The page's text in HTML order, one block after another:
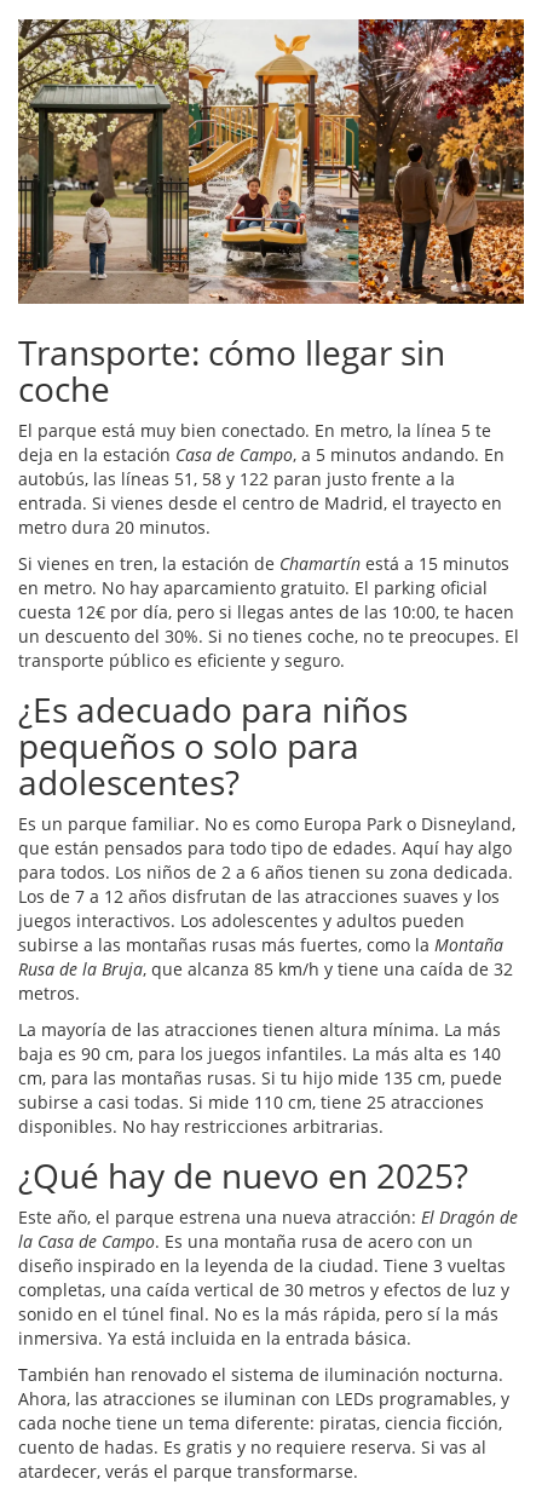
Transporte: cómo llegar sin
coche
El parque está muy bien conectado. En metro, la línea 5 te
deja en la estación Casa de Campo, a 5 minutos andando. En
autobús, las líneas 51, 58 y 122 paran justo frente a la
entrada. Si vienes desde el centro de Madrid, el trayecto en
metro dura 20 minutos.
Si vienes en tren, la estación de Chamartín está a 15 minutos
en metro. No hay aparcamiento gratuito. El parking oficial
cuesta 12€ por día, pero si llegas antes de las 10:00, te hacen
un descuento del 30%. Si no tienes coche, no te preocupes. El
transporte público es eficiente y seguro.
¿Es adecuado para niños
pequeños o solo para
adolescentes?
Es un parque familiar. No es como Europa Park o Disneyland,
que están pensados para todo tipo de edades. Aquí hay algo
para todos. Los niños de 2 a 6 años tienen su zona dedicada.
Los de 7 a 12 años disfrutan de las atracciones suaves y los
juegos interactivos. Los adolescentes y adultos pueden
subirse a las montañas rusas más fuertes, como la Montaña
Rusa de la Bruja, que alcanza 85 km/h y tiene una caída de 32
metros.
La mayoría de las atracciones tienen altura mínima. La más
baja es 90 cm, para los juegos infantiles. La más alta es 140
cm, para las montañas rusas. Si tu hijo mide 135 cm, puede
subirse a casi todas. Si mide 110 cm, tiene 25 atracciones
disponibles. No hay restricciones arbitrarias.
¿Qué hay de nuevo en 2025?
Este año, el parque estrena una nueva atracción: El Dragón de
la Casa de Campo. Es una montaña rusa de acero con un
diseño inspirado en la leyenda de la ciudad. Tiene 3 vueltas
completas, una caída vertical de 30 metros y efectos de luz y
sonido en el túnel final. No es la más rápida, pero sí la más
inmersiva. Ya está incluida en la entrada básica.
También han renovado el sistema de iluminación nocturna.
Ahora, las atracciones se iluminan con LEDs programables, y
cada noche tiene un tema diferente: piratas, ciencia ficción,
cuento de hadas. Es gratis y no requiere reserva. Si vas al
atardecer, verás el parque transformarse.